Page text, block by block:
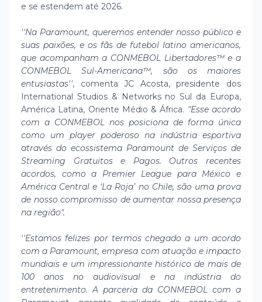
e se estendem até 2026.
''Na Paramount, queremos entender nosso público e
suas paixões, e os fãs de futebol latino americanos,
que acompanham a CONMEBOL Libertadores™ e a
CONMEBOL Sul-Americana™, são os maiores
entusiastas'', comenta JC Acosta, presidente dos
International Studios & Networks no Sul da Europa,
América Latina, Oriente Médio & África. "Esse acordo
com a CONMEBOL nos posiciona de forma única
como um player poderoso na indústria esportiva
através do ecossistema Paramount de Serviços de
Streaming Gratuitos e Pagos. Outros recentes
acordos, como a Premier League para México e
América Central e ‘La Roja’ no Chile, são uma prova
de nosso compromisso de aumentar nossa presença
na região".
''Estamos felizes por termos chegado a um acordo
com a Paramount, empresa com atuação e impacto
mundiais e um impressionante histórico de mais de
100 anos no audiovisual e na indústria do
entretenimento. A parceria da CONMEBOL com a